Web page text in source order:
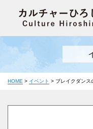
HOME > イベント > ブレイクダンス